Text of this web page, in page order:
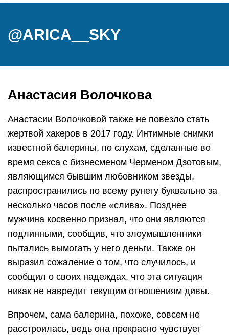
@ARICA__SKY
Анастасия Волочкова
Анастасии Волочковой также не повезло стать
жертвой хакеров в 2017 году. Интимные снимки
известной балерины, по слухам, сделанные во
время секса с бизнесменом Черменом Дзотовым,
являющимся бывшим любовником звезды,
распространились по всему рунету буквально за
несколько часов после «слива». Позднее
мужчина косвенно признал, что они являются
подлинными, сообщив, что злоумышленники
пытались вымогать у него деньги. Также он
выразил сожаление о том, что случилось, и
сообщил о своих надеждах, что эта ситуация
никак не навредит текущим отношениям дивы.
Впрочем, сама балерина, похоже, совсем не
расстроилась, ведь она прекрасно чувствует